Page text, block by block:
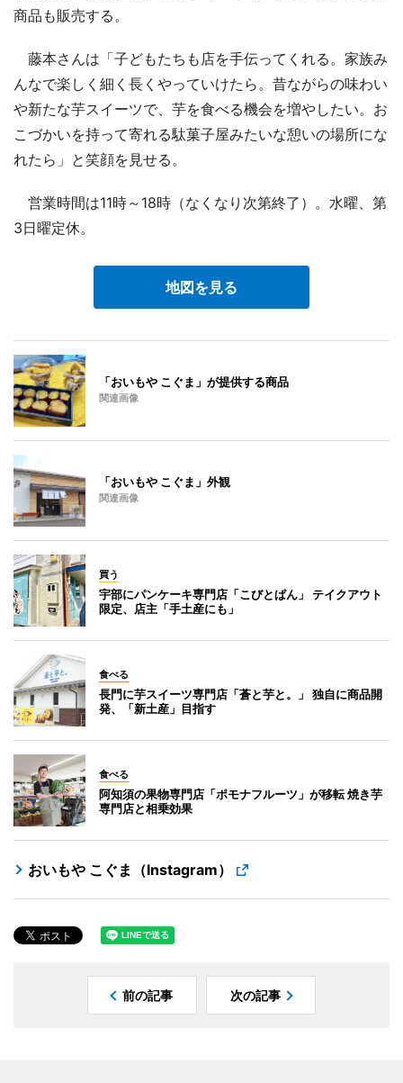
商品も販売する。
藤本さんは「子どもたちも店を手伝ってくれる。家族み
んなで楽しく細く長くやっていけたら。昔ながらの味わい
や新たな芋スイーツで、芋を食べる機会を増やしたい。お
こづかいを持って寄れる駄菓子屋みたいな憩いの場所にな
れたら」と笑顔を見せる。
営業時間は11時～18時（なくなり次第終了）。水曜、第
3日曜定休。
地図を見る
「おいもや こぐま」が提供する商品
関連画像
「おいもや こぐま」外観
関連画像
買う
宇部にパンケーキ専門店「こびとぱん」 テイクアウト
限定、店主「手土産にも」
食べる
長門に芋スイーツ専門店「蒼と芋と。」 独自に商品開
発、「新土産」目指す
食べる
阿知須の果物専門店「ポモナフルーツ」が移転 焼き芋
専門店と相乗効果
おいもや こぐま（Instagram）
前の記事 次の記事